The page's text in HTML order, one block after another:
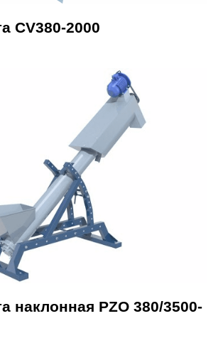
CV380-2000
наклонная PZO 380/3500-